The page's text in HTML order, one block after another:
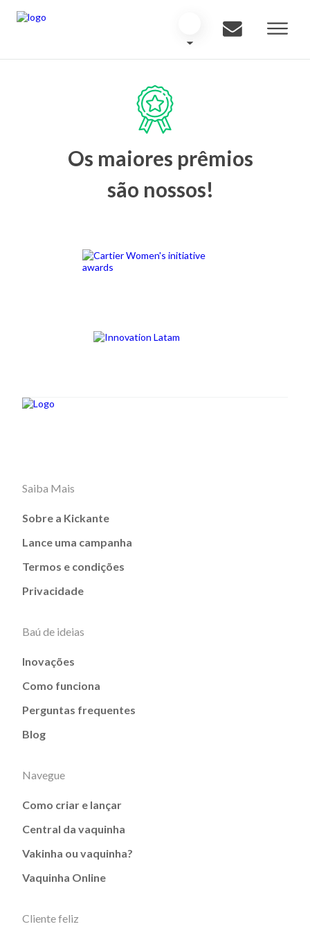
Os maiores prêmios
são nossos!
Saiba Mais
Sobre a Kickante
Lance uma campanha
Termos e condições
Privacidade
Baú de ideias
Inovações
Como funciona
Perguntas frequentes
Blog
Navegue
Como criar e lançar
Central da vaquinha
Vakinha ou vaquinha?
Vaquinha Online
Cliente feliz